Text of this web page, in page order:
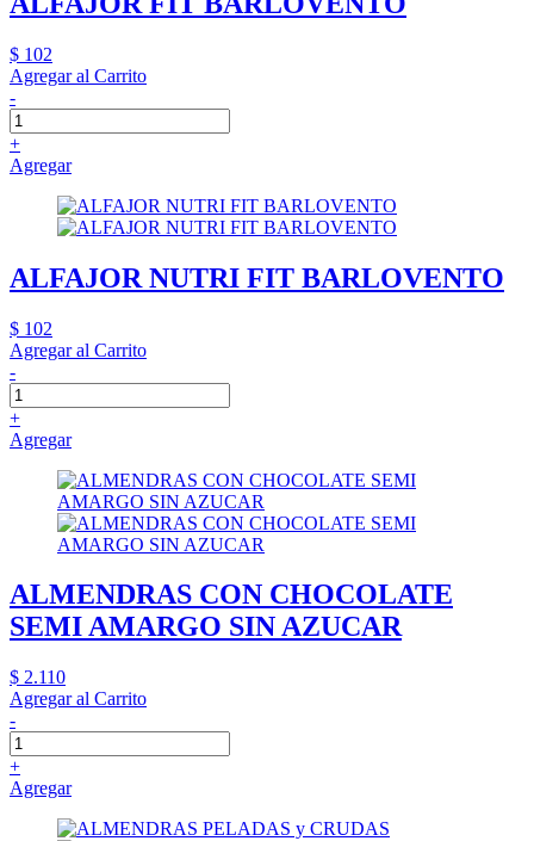
$ 102
Agregar al Carrito
-
+
Agregar
ALFAJOR NUTRI FIT BARLOVENTO
$ 102
Agregar al Carrito
-
+
Agregar
ALMENDRAS CON CHOCOLATE
SEMI AMARGO SIN AZUCAR
$ 2.110
Agregar al Carrito
-
+
Agregar